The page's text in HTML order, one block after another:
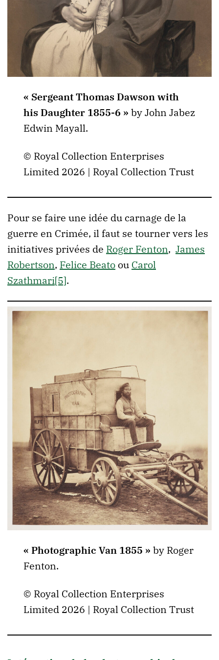
« Sergeant Thomas Dawson with
his Daughter 1855-6 » by John Jabez
Edwin Mayall.
© Royal Collection Enterprises
Limited 2026 | Royal Collection Trust
Pour se faire une idée du carnage de la
guerre en Crimée, il faut se tourner vers les
initiatives privées de Roger Fenton, James
Robertson, Felice Beato ou Carol
Szathmari[5].
« Photographic Van 1855 » by Roger
Fenton.
© Royal Collection Enterprises
Limited 2026 | Royal Collection Trust